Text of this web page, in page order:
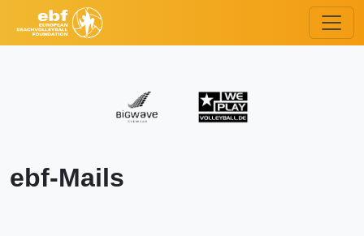
ebf-Mails